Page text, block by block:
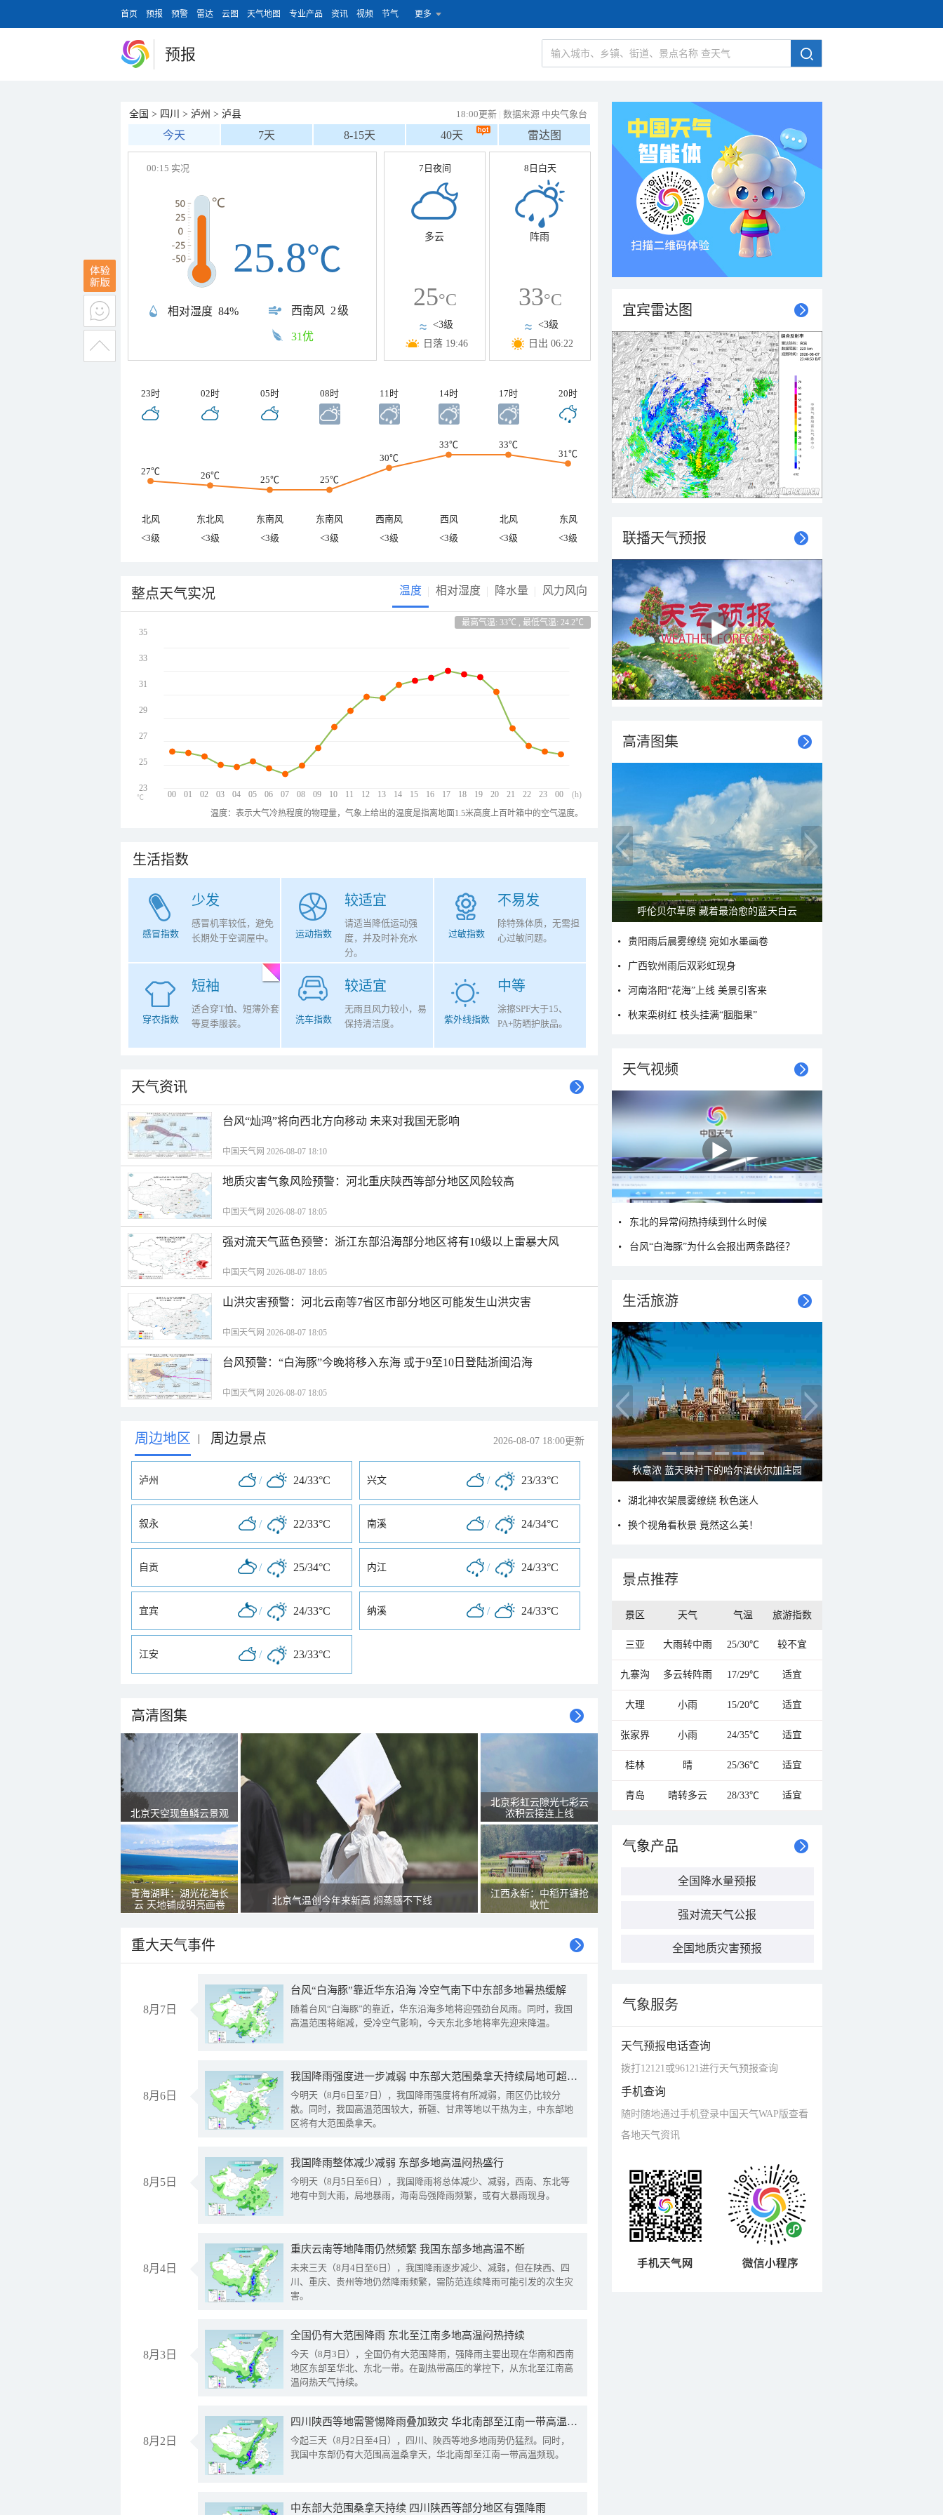
首页 预报 预警 雷达 云图 天气地图 专业产品 资讯 视频 节气 更多
预报
全国 > 四川 > 泸州 > 泸县 18:00更新 | 数据来源 中央气象台
今天 7天 8-15天 40天 雷达图
00:15 实况
相对湿度 84% 西南风 2级
25.8℃
31优
7日夜间
多云
25°C
<3级
日落 19:46
8日白天
阵雨
33°C
<3级
日出 06:22
23时 02时 05时 08时 11时 14时 17时 20时
27℃ 26℃ 25℃ 25℃
30℃
33℃
33℃
31℃
北风 东北风 东南风 东南风 西南风 西风 北风
东风
<3级
<3级 <3级 <3级 <3级 <3级 <3级 <3级
整点天气实况 温度 相对湿度 降水量 风力风向
最高气温: 33℃ , 最低气温: 24.2℃
00 01 02 03 04 05 06 07 08 09 10 11 12 13 14 15 16 17 18 19 20 21 22 23 00
35
33
31
29
27
25
23
(h)
℃
温度：表示大气冷热程度的物理量，气象上给出的温度是指离地面1.5米高度上百叶箱中的空气温度。
生活指数
少发
感冒指数
感冒机率较低，避免
长期处于空调屋中。
较适宜
运动指数
请适当降低运动强
度，并及时补充水
分。
不易发
过敏指数
除特殊体质，无需担
心过敏问题。
短袖
穿衣指数
适合穿T恤、短薄外套
等夏季服装。
较适宜
洗车指数
无雨且风力较小，易
保持清洁度。
中等
紫外线指数
涂擦SPF大于15、
PA+防晒护肤品。
天气资讯
台风“灿鸿”将向西北方向移动 未来对我国无影响
中国天气网 2026-08-07 18:10
地质灾害气象风险预警：河北重庆陕西等部分地区风险较高
中国天气网 2026-08-07 18:05
强对流天气蓝色预警：浙江东部沿海部分地区将有10级以上雷暴大风
中国天气网 2026-08-07 18:05
山洪灾害预警：河北云南等7省区市部分地区可能发生山洪灾害
中国天气网 2026-08-07 18:05
台风预警：“白海豚”今晚将移入东海 或于9至10日登陆浙闽沿海
中国天气网 2026-08-07 18:05
周边地区 | 周边景点 2026-08-07 18:00更新
泸州 / 24/33°C 兴文 / 23/33°C
叙永 / 22/33°C 南溪 / 24/34°C
自贡 / 25/34°C 内江 / 24/33°C
宜宾 / 24/33°C 纳溪 / 24/33°C
江安 / 23/33°C
高清图集
北京天空现鱼鳞云景观
青海湖畔：湖光花海长
云 天地铺成明亮画卷
北京气温创今年来新高 焖蒸感不下线
北京彩虹云隙光七彩云
浓积云接连上线
江西永新：中稻开镰抢
收忙
重大天气事件
8月7日
台风“白海豚”靠近华东沿海 冷空气南下中东部多地暑热缓解
随着台风“白海豚”的靠近，华东沿海多地将迎强劲台风雨。同时，我国
高温范围将缩减，受冷空气影响，今天东北多地将率先迎来降温。
8月6日
我国降雨强度进一步减弱 中东部大范围桑拿天持续局地可超38℃
今明天（8月6日至7日），我国降雨强度将有所减弱，雨区仍比较分
散。同时，我国高温范围较大，新疆、甘肃等地以干热为主，中东部地
区将有大范围桑拿天。
8月5日
我国降雨整体减少减弱 东部多地高温闷热盛行
今明天（8月5日至6日），我国降雨将总体减少、减弱，西南、东北等
地有中到大雨，局地暴雨，海南岛强降雨频繁，或有大暴雨现身。
8月4日
重庆云南等地降雨仍然频繁 我国东部多地高温不断
未来三天（8月4日至6日），我国降雨逐步减少、减弱，但在陕西、四
川、重庆、贵州等地仍然降雨频繁，需防范连续降雨可能引发的次生灾
害。
8月3日
全国仍有大范围降雨 东北至江南多地高温闷热持续
今天（8月3日），全国仍有大范围降雨，强降雨主要出现在华南和西南
地区东部至华北、东北一带。在副热带高压的掌控下，从东北至江南高
温闷热天气持续。
8月2日
四川陕西等地需警惕降雨叠加致灾 华北南部至江南一带高温频现
今起三天（8月2日至4日），四川、陕西等地多地雨势仍猛烈。同时，
我国中东部仍有大范围高温桑拿天，华北南部至江南一带高温频现。
中东部大范围桑拿天持续 四川陕西等部分地区有强降雨
宜宾雷达图
联播天气预报
高清图集
呼伦贝尔草原 藏着最治愈的蓝天白云
贵阳雨后晨雾缭绕 宛如水墨画卷
广西钦州雨后双彩虹现身
河南洛阳“花海”上线 美景引客来
秋来栾树红 枝头挂满“胭脂果”
天气视频
东北的异常闷热持续到什么时候
台风“白海豚”为什么会报出两条路径？
生活旅游
秋意浓 蓝天映衬下的哈尔滨伏尔加庄园
湖北神农架晨雾缭绕 秋色迷人
换个视角看秋景 竟然这么美！
景点推荐
景区 天气 气温 旅游指数
三亚 大雨转中雨 25/30℃ 较不宜
九寨沟 多云转阵雨 17/29℃ 适宜
大理 小雨 15/20℃ 适宜
张家界 小雨 24/35℃ 适宜
桂林 晴 25/36℃ 适宜
青岛 晴转多云 28/33℃ 适宜
气象产品
全国降水量预报
强对流天气公报
全国地质灾害预报
气象服务
天气预报电话查询
拨打12121或96121进行天气预报查询
手机查询
随时随地通过手机登录中国天气WAP版查看
各地天气资讯